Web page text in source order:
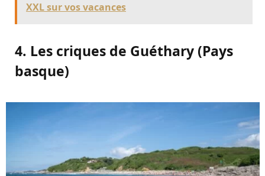
XXL sur vos vacances
4. Les criques de Guéthary (Pays
basque)